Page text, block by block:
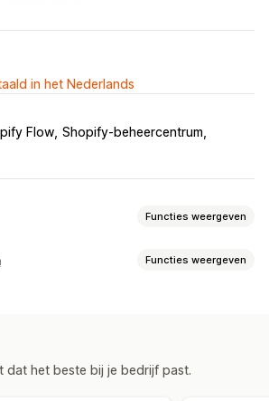
in het Nederlands
Flow Shopify-beheercentrum
Functies weergeven
Functies weergeven
dat het beste bij je bedrijf past.